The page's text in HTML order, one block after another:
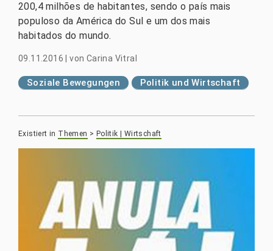
200,4 milhões de habitantes, sendo o país mais
populoso da América do Sul e um dos mais
habitados do mundo.
09.11.2016 |von Carina Vitral
Soziale Bewegungen Politik und Wirtschaft
Existiert in Themen > Politik | Wirtschaft